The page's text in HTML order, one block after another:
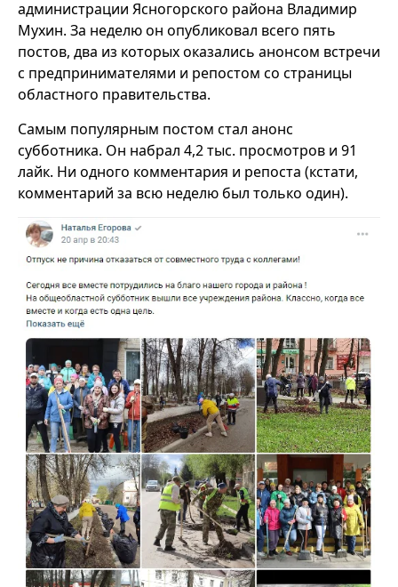
администрации Ясногорского района Владимир
Мухин. За неделю он опубликовал всего пять
постов, два из которых оказались анонсом встречи
с предпринимателями и репостом со страницы
областного правительства.
Самым популярным постом стал анонс
субботника. Он набрал 4,2 тыс. просмотров и 91
лайк. Ни одного комментария и репоста (кстати,
комментарий за всю неделю был только один).